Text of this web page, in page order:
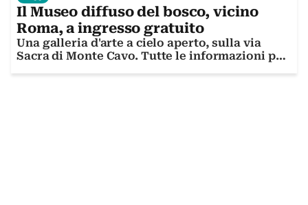
Il Museo diffuso del bosco, vicino
Roma, a ingresso gratuito
Una galleria d'arte a cielo aperto, sulla via
Sacra di Monte Cavo. Tutte le informazioni per